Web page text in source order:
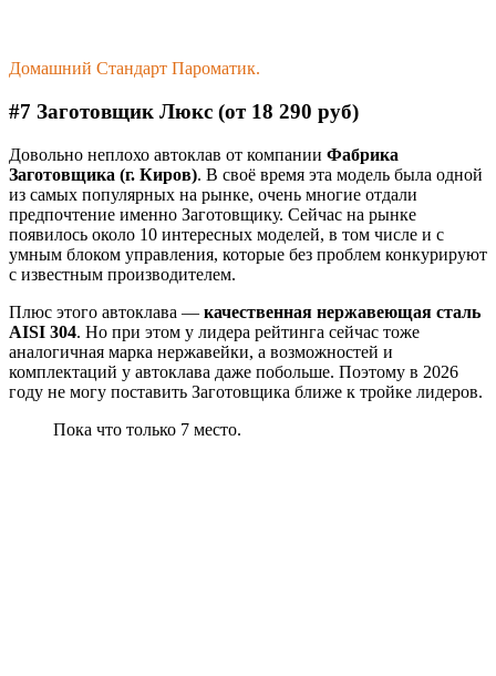
Домашний Стандарт Пароматик.
#7 Заготовщик Люкс (от 18 290 руб)
Довольно неплохо автоклав от компании Фабрика
Заготовщика (г. Киров). В своё время эта модель была одной
из самых популярных на рынке, очень многие отдали
предпочтение именно Заготовщику. Сейчас на рынке
появилось около 10 интересных моделей, в том числе и с
умным блоком управления, которые без проблем конкурируют
с известным производителем.
Плюс этого автоклава — качественная нержавеющая сталь
AISI 304. Но при этом у лидера рейтинга сейчас тоже
аналогичная марка нержавейки, а возможностей и
комплектаций у автоклава даже побольше. Поэтому в 2026
году не могу поставить Заготовщика ближе к тройке лидеров.
Пока что только 7 место.